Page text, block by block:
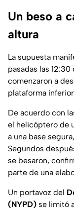
Un beso a
altura
La supuesta
pasadas las
comenzaron a
plataforma
De acuerdo con
el helicóptero de
a una base
Segundos
se besaron,
parte de una
Un portavoz del
(NYPD) se limitó